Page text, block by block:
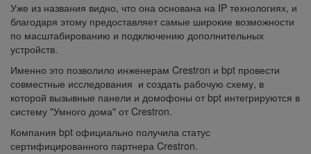
Уже из названия видно, что она основана на IP технологиях, и
благодаря этому предоставляет самые широкие возможности
по масштабированию и подключению дополнительных
устройств.
Именно это позволило инженерам Crestron и bpt провести
совместные исследования и создать рабочую схему, в
которой вызывные панели и домофоны от bpt интегрируются в
систему "Умного дома" от Crestron.
Компания bpt официально получила статус
сертифицированного партнера Crestron.